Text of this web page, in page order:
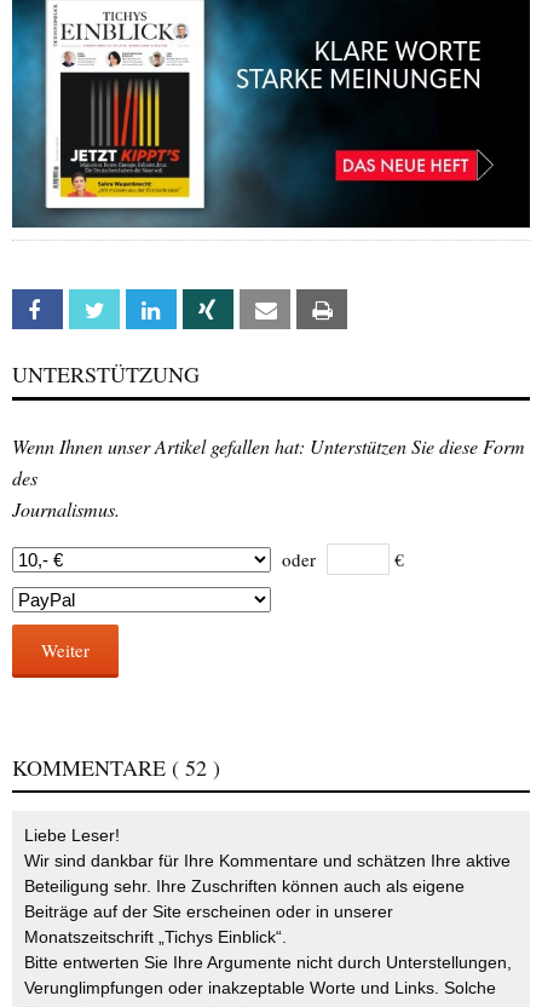
Facebook Twitter Linkedin Xing Email
UNTERSTÜTZUNG
Wenn Ihnen unser Artikel gefallen hat: Unterstützen Sie diese Form
des
Journalismus.
oder €
Weiter
KOMMENTARE ( 52 )
Liebe Leser!
Wir sind dankbar für Ihre Kommentare und schätzen Ihre aktive
Beteiligung sehr. Ihre Zuschriften können auch als eigene
Beiträge auf der Site erscheinen oder in unserer
Monatszeitschrift „Tichys Einblick“.
Bitte entwerten Sie Ihre Argumente nicht durch Unterstellungen,
Verunglimpfungen oder inakzeptable Worte und Links. Solche